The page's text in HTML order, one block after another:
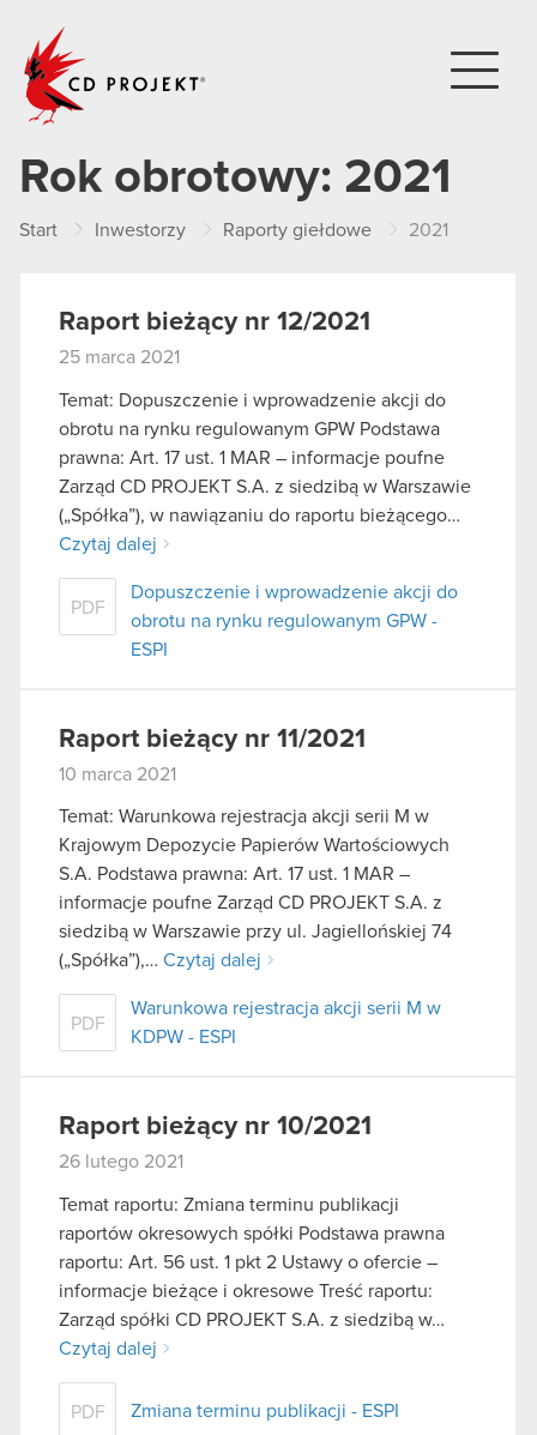
Rok obrotowy: 2021
Start Inwestorzy Raporty giełdowe 2021
Raport bieżący nr 12/2021
25 marca 2021
Temat: Dopuszczenie i wprowadzenie akcji do
obrotu na rynku regulowanym GPW Podstawa
prawna: Art. 17 ust. 1 MAR – informacje poufne
Zarząd CD PROJEKT S.A. z siedzibą w Warszawie
(„Spółka”), w nawiązaniu do raportu bieżącego…
Czytaj dalej
PDF
Dopuszczenie i wprowadzenie akcji do
obrotu na rynku regulowanym GPW -
ESPI
Raport bieżący nr 11/2021
10 marca 2021
Temat: Warunkowa rejestracja akcji serii M w
Krajowym Depozycie Papierów Wartościowych
S.A. Podstawa prawna: Art. 17 ust. 1 MAR –
informacje poufne Zarząd CD PROJEKT S.A. z
siedzibą w Warszawie przy ul. Jagiellońskiej 74
(„Spółka”),… Czytaj dalej
PDF
Warunkowa rejestracja akcji serii M w
KDPW - ESPI
Raport bieżący nr 10/2021
26 lutego 2021
Temat raportu: Zmiana terminu publikacji
raportów okresowych spółki Podstawa prawna
raportu: Art. 56 ust. 1 pkt 2 Ustawy o ofercie –
informacje bieżące i okresowe Treść raportu:
Zarząd spółki CD PROJEKT S.A. z siedzibą w…
Czytaj dalej
PDF Zmiana terminu publikacji - ESPI